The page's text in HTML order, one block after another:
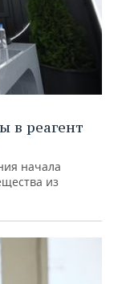
в реагент
начала
из